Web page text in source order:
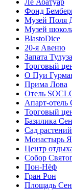
Фонд
Музей Поля
Музей
BlastoDice
20-я Авеню
Запата Тулуза
Торговый
О Пуи
Прима Лова
Отель
Апарт-отель
Торговый
Базилика
Сад растений
Монастырь
Центр
Собор
Пон-Нёф
Гран Рон
Площадь